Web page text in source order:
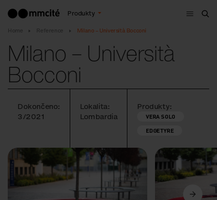
Produkty
Menu
Home Reference Milano – Università Bocconi
Milano – Università
Bocconi
Dokončeno:
3/2021
Lokalita:
Lombardia
Produkty:
VERA SOLO
EDGETYRE